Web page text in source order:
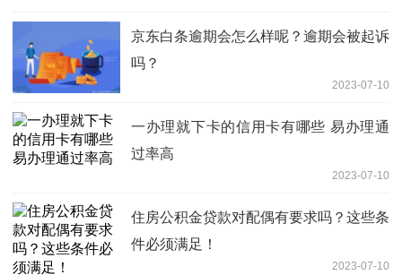
京东白条逾期会怎么样呢？逾期会被起诉
吗？
2023-07-10
一办理就下卡的信用卡有哪些 易办理通
过率高
2023-07-10
住房公积金贷款对配偶有要求吗？这些条
件必须满足！
2023-07-10